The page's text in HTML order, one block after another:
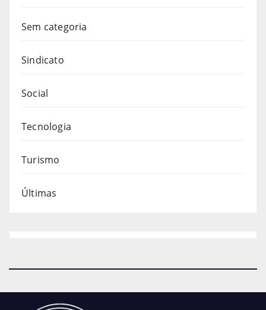
Sem categoria
Sindicato
Social
Tecnologia
Turismo
Últimas